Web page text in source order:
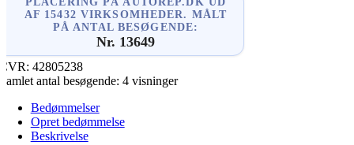
AF 15432 VIRKSOMHEDER. MÅLT
PÅ ANTAL BESØGENDE:
Nr. 13649
42805238
antal besøgende: 4 visninger
Bedømmelser
Opret bedømmelse
Beskrivelse